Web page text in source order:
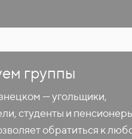
группы
— угольщики,
студенты и
обратиться к